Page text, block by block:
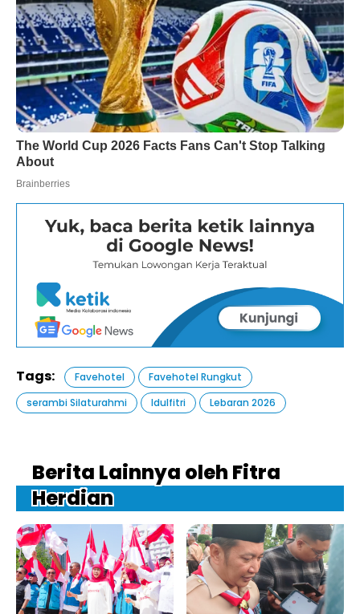
Tags: Favehotel
Favehotel Rungkut
serambi Silaturahmi
Idulfitri Lebaran 2026
Berita Lainnya oleh Fitra
Herdian